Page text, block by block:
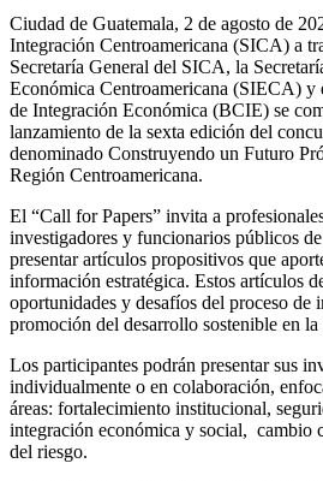
Ciudad de Guatemala, 2 de agosto de
Integración Centroamericana (SICA) a
Secretaría General del SICA, la
Económica Centroamericana (SIECA) y
de Integración Económica (BCIE) se
lanzamiento de la sexta edición del
denominado Construyendo un Futuro
Región Centroamericana.
El “Call for Papers” invita a
investigadores y funcionarios públicos
presentar artículos propositivos que
información estratégica. Estos artículos
oportunidades y desafíos del proceso de
promoción del desarrollo sostenible en la
Los participantes podrán presentar sus
individualmente o en colaboración,
áreas: fortalecimiento institucional,
integración económica y social, cambio
del riesgo.